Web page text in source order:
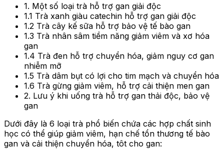
1. Một số loại trà hỗ trợ gan giải độc
1.1 Trà xanh giàu catechin hỗ trợ gan giải độc
1.2 Trà cây kế sữa hỗ trợ bảo vệ tế bào gan
1.3 Trà nhân sâm tiềm năng giảm viêm và xơ hóa
gan
1.4 Trà đen hỗ trợ chuyển hóa, giảm nguy cơ gan
nhiễm mỡ
1.5 Trà dâm bụt có lợi cho tim mạch và chuyển hóa
1.6 Trà gừng giảm viêm, hỗ trợ cải thiện men gan
2. Lưu ý khi uống trà hỗ trợ gan thải độc, bảo vệ
gan
Dưới đây là 6 loại trà phổ biến chứa các hợp chất sinh
học có thể giúp giảm viêm, hạn chế tổn thương tế bào
gan và cải thiện chuyển hóa, tôt cho gan: